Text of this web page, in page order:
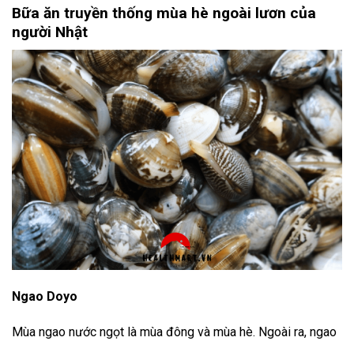
Bữa ăn truyền thống mùa hè ngoài lươn của
người Nhật
Ngao Doyo
Mùa ngao nước ngọt là mùa đông và mùa hè. Ngoài ra, ngao